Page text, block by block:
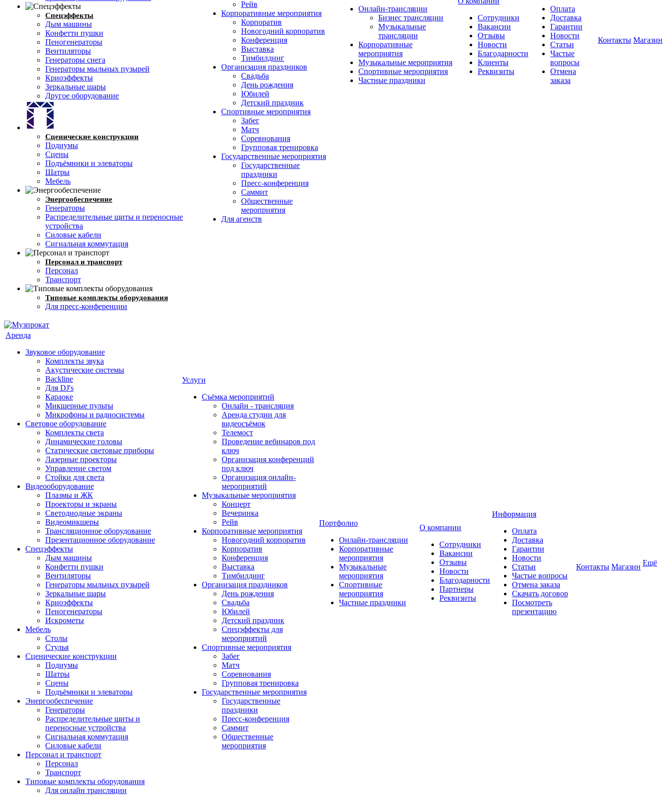
Спецэффекты
Дым машины
Конфетти пушки
Пеногенераторы
Вентиляторы
Генераторы снега
Генераторы мыльных пузырей
Криоэффекты
Зеркальные шары
Другое оборудование
Сценические конструкции
Подиумы
Сцены
Подъёмники и элеваторы
Шатры
Мебель
Энергообеспечение
Генераторы
Распределительные щиты и переносные
устройства
Силовые кабели
Сигнальная коммутация
Персонал и транспорт
Персонал
Транспорт
Типовые комплекты оборудования
Для пресс-конференции
Рейв
Корпоративные мероприятия
Корпоратив
Новогодний корпоратив
Конференция
Выставка
Тимбилдинг
Организация праздников
Свадьба
День рождения
Юбилей
Детский праздник
Спортивные мероприятия
Забег
Матч
Соревнования
Групповая тренировка
Государственные мероприятия
Государственные
праздники
Пресс-конференция
Саммит
Общественные
мероприятия
Для агенств
Онлайн-трансляции
Бизнес трансляции
Музыкальные
трансляции
Корпоративные
мероприятия
Музыкальные мероприятия
Спортивные мероприятия
Частные праздники
Сотрудники
Вакансии
Отзывы
Новости
Благодарности
Клиенты
Реквизиты
Оплата
Доставка
Гарантии
Новости
Статьи
Частые
вопросы
Отмена
заказа
Контакты Магазин
Аренда
Звуковое оборудование
Комплекты звука
Акустические системы
Backline
Для DJ's
Караоке
Микшерные пульты
Микрофоны и радиосистемы
Световое оборудование
Комплекты света
Динамические головы
Статические световые приборы
Лазерные проекторы
Управление светом
Стойки для света
Видеооборудование
Плазмы и ЖК
Проекторы и экраны
Светодиодные экраны
Видеомикшеры
Трансляционное оборудование
Презентационное оборудование
Спецэффекты
Дым машины
Конфетти пушки
Вентиляторы
Генераторы мыльных пузырей
Зеркальные шары
Криоэффекты
Пеногенераторы
Искрометы
Мебель
Столы
Стулья
Сценические конструкции
Подиумы
Шатры
Сцены
Подъёмники и элеваторы
Энергообеспечение
Генераторы
Распределительные щиты и
переносные устройства
Сигнальная коммутация
Силовые кабели
Персонал и транспорт
Персонал
Транспорт
Типовые комплекты оборудования
Для онлайн трансляции
Услуги
Съёмка мероприятий
Онлайн - трансляция
Аренда студии для
видеосъёмок
Телемост
Проведение вебинаров под
ключ
Организация конференций
под ключ
Организация онлайн-
мероприятий
Музыкальные мероприятия
Концерт
Вечеринка
Рейв
Корпоративные мероприятия
Новогодний корпоратив
Корпоратив
Конференция
Выставка
Тимбилдинг
Организация праздников
День рождения
Свадьба
Юбилей
Детский праздник
Спецэффекты для
мероприятий
Спортивные мероприятия
Забег
Матч
Соревнования
Групповая тренировка
Государственные мероприятия
Государственные
праздники
Пресс-конференция
Саммит
Общественные
мероприятия
Портфолио
Онлайн-трансляции
Корпоративные
мероприятия
Музыкальные
мероприятия
Спортивные
мероприятия
Частные праздники
О компании
Сотрудники
Вакансии
Отзывы
Новости
Благодарности
Партнеры
Реквизиты
Информация
Оплата
Доставка
Гарантии
Новости
Статьи
Частые вопросы
Отмена заказа
Скачать договор
Посмотреть
презентацию
Контакты Магазин Ещё